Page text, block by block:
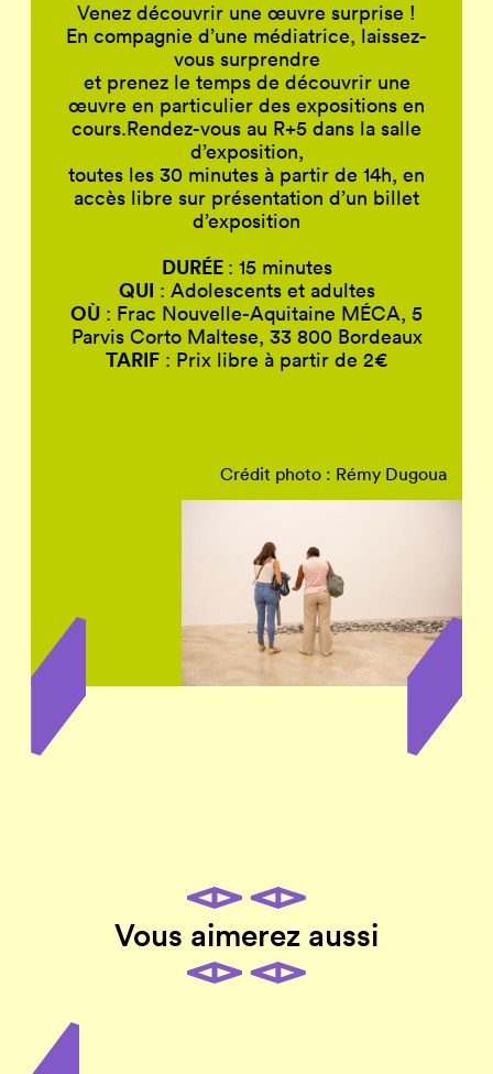
Venez découvrir une œuvre surprise !
En compagnie d’une médiatrice, laissez-
vous surprendre
et prenez le temps de découvrir une
œuvre en particulier des expositions en
cours.Rendez-vous au R+5 dans la salle
d’exposition,
toutes les 30 minutes à partir de 14h, en
accès libre sur présentation d’un billet
d’exposition
DURÉE : 15 minutes
QUI : Adolescents et adultes
OÙ : Frac Nouvelle-Aquitaine MÉCA, 5
Parvis Corto Maltese, 33 800 Bordeaux
TARIF : Prix libre à partir de 2€
Crédit photo : Rémy Dugoua
Vous aimerez aussi